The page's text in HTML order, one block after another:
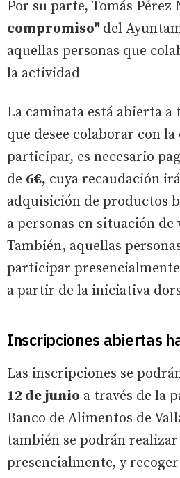
Por su parte, Tomás Pérez
compromiso" del
aquellas personas que
la actividad
La caminata está abierta a
que desee colaborar con la
participar, es necesario
de 6€, cuya recaudación
adquisición de productos
a personas en situación
También, aquellas
participar
a partir de la iniciativa
Inscripciones abiertas
Las inscripciones se
12 de junio a través de la
Banco de Alimentos de
también se podrán
presencialmente, y